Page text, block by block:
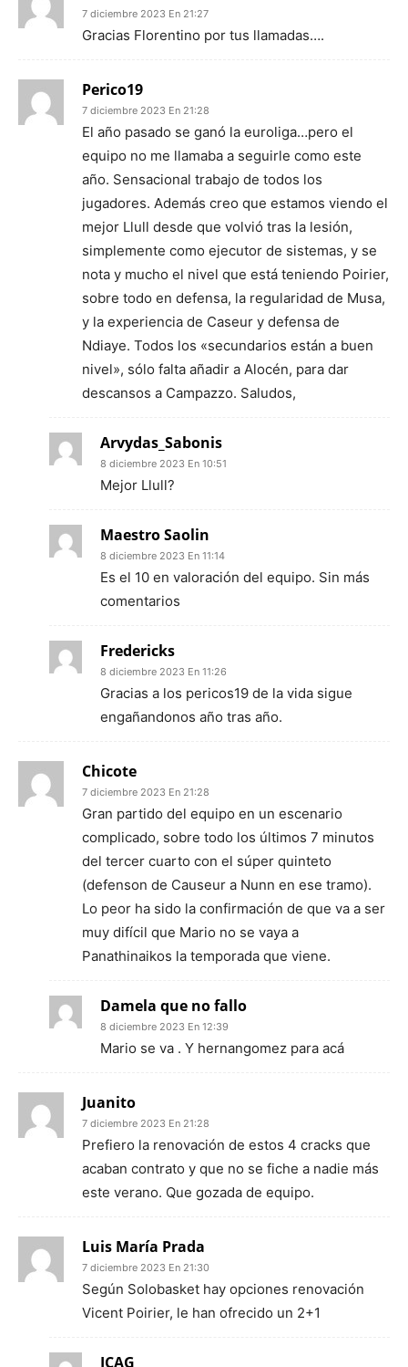
7 diciembre 2023 En 21:27
Gracias Florentino por tus llamadas….
Perico19
7 diciembre 2023 En 21:28
El año pasado se ganó la euroliga…pero el
equipo no me llamaba a seguirle como este
año. Sensacional trabajo de todos los
jugadores. Además creo que estamos viendo el
mejor Llull desde que volvió tras la lesión,
simplemente como ejecutor de sistemas, y se
nota y mucho el nivel que está teniendo Poirier,
sobre todo en defensa, la regularidad de Musa,
y la experiencia de Caseur y defensa de
Ndiaye. Todos los «secundarios están a buen
nivel», sólo falta añadir a Alocén, para dar
descansos a Campazzo. Saludos,
Arvydas_Sabonis
8 diciembre 2023 En 10:51
Mejor Llull?
Maestro Saolin
8 diciembre 2023 En 11:14
Es el 10 en valoración del equipo. Sin más
comentarios
Fredericks
8 diciembre 2023 En 11:26
Gracias a los pericos19 de la vida sigue
engañandonos año tras año.
Chicote
7 diciembre 2023 En 21:28
Gran partido del equipo en un escenario
complicado, sobre todo los últimos 7 minutos
del tercer cuarto con el súper quinteto
(defenson de Causeur a Nunn en ese tramo).
Lo peor ha sido la confirmación de que va a ser
muy difícil que Mario no se vaya a
Panathinaikos la temporada que viene.
Damela que no fallo
8 diciembre 2023 En 12:39
Mario se va . Y hernangomez para acá
Juanito
7 diciembre 2023 En 21:28
Prefiero la renovación de estos 4 cracks que
acaban contrato y que no se fiche a nadie más
este verano. Que gozada de equipo.
Luis María Prada
7 diciembre 2023 En 21:30
Según Solobasket hay opciones renovación
Vicent Poirier, le han ofrecido un 2+1
JCAG